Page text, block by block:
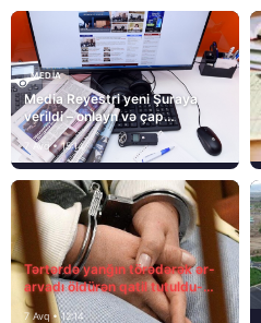
MEDİA
Media Reyestri yeni Şuraya
verildi – onlayn və çap
mediasını nə gözləyir?
7 Avq • 15:14
Tərtərdə yanğın törədərək ər-
arvadı öldürən qatil tutuldu-
SON DƏQİQƏ
7 Avq • 12:14